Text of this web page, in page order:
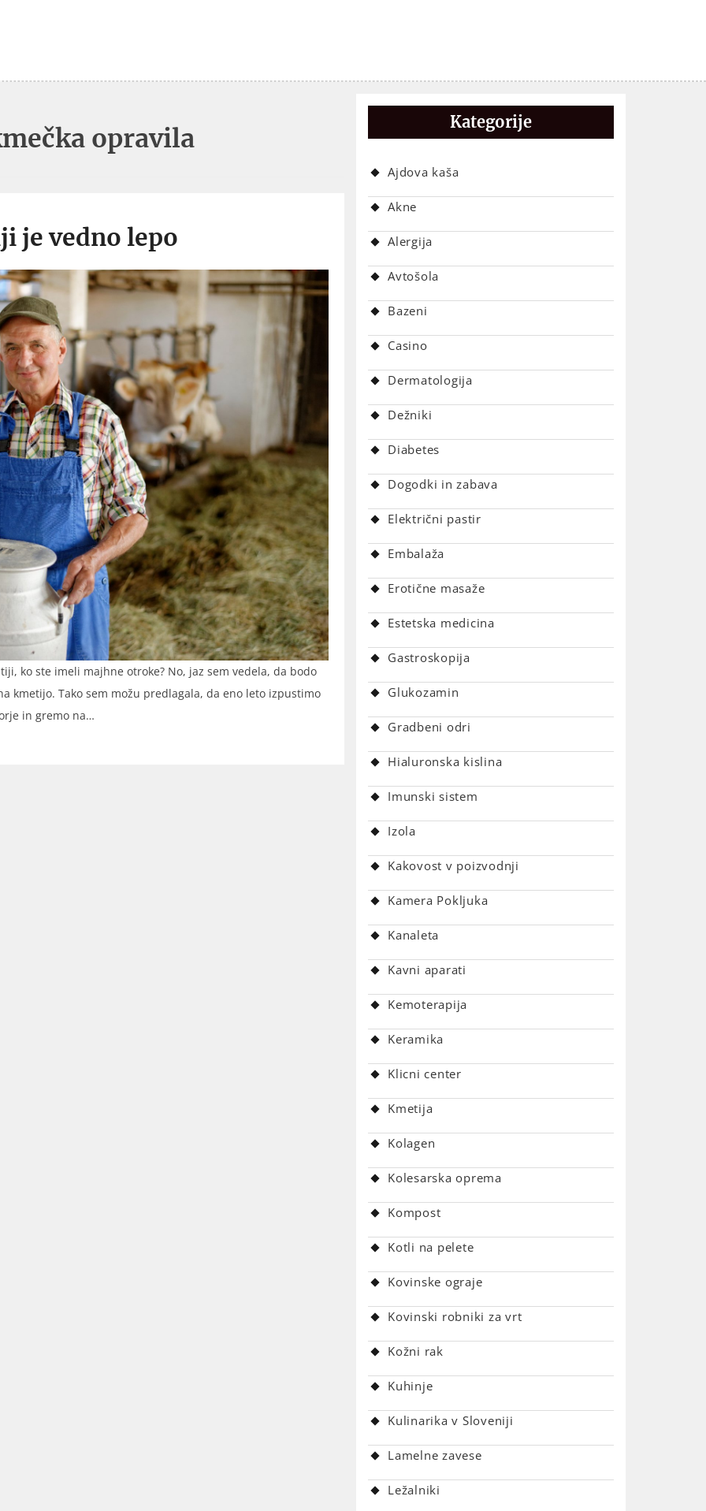
opravila
je vedno lepo
ko ste imeli majhne otroke? No, jaz sem vedela, da bodo
kmetijo. Tako sem možu predlagala, da eno leto izpustimo
in gremo na…
Kategorije
Ajdova kaša
Akne
Alergija
Avtošola
Bazeni
Casino
Dermatologija
Dežniki
Diabetes
Dogodki in zabava
Električni pastir
Embalaža
Erotične masaže
Estetska medicina
Gastroskopija
Glukozamin
Gradbeni odri
Hialuronska kislina
Imunski sistem
Izola
Kakovost v poizvodnji
Kamera Pokljuka
Kanaleta
Kavni aparati
Kemoterapija
Keramika
Klicni center
Kmetija
Kolagen
Kolesarska oprema
Kompost
Kotli na pelete
Kovinske ograje
Kovinski robniki za vrt
Kožni rak
Kuhinje
Kulinarika v Sloveniji
Lamelne zavese
Ležalniki